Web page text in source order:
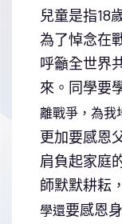
兒童是指18
為了悼念在
呼籲全世界
來。同學要
離戰爭， 為我
更加要感恩
肩負起家庭
師默默耕耘
學還要感恩